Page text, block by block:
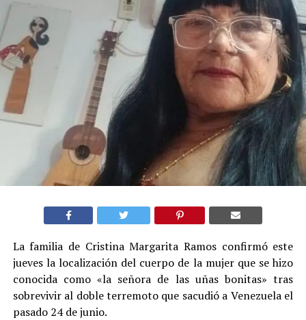
La familia de Cristina Margarita Ramos confirmó este
jueves la localización del cuerpo de la mujer que se hizo
conocida como «la señora de las uñas bonitas» tras
sobrevivir al doble terremoto que sacudió a Venezuela el
pasado 24 de junio.